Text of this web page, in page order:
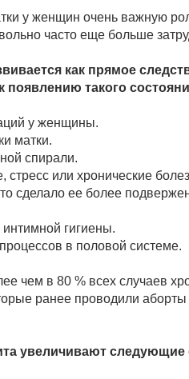
у женщин очень важную
часто еще больше
как прямое
такого
у женщины.
матки.
спирали.
стресс или хронические
сделало ее более
гигиены.
в половой системе.
чем в 80 % всех случаев
ранее проводили
увеличивают